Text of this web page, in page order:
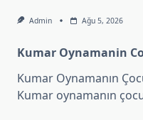
Admin Ağu 5, 2026
Kumar Oynamanin
Kumar Oynamanın
Kumar oynamanın